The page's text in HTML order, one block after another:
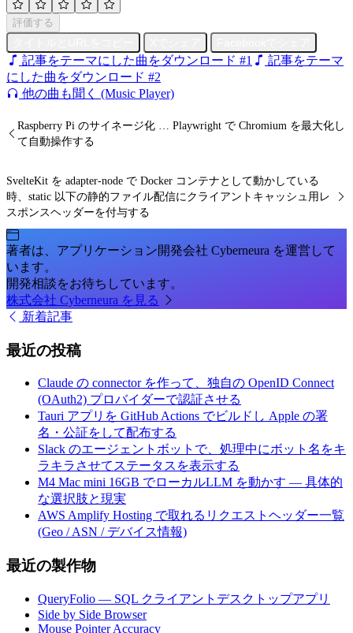
評価する
記事をテーマにした曲をダウンロード #1
記事をテーマ
にした曲をダウンロード #2
他の曲も聞く (Music Player)
Raspberry Pi のサイネージ化 … Playwright で Chromium を最大化し
て自動操作する
SvelteKit を adapter-node で Docker コンテナとして動かしている
時、static 以下の静的ファイル配信にクライアントキャッシュ用レ
スポンスヘッダーを付与する
著者は、アプリケーション開発会社 Cyberneura を運営して
います。
開発相談をお待ちしています。
株式会社 Cyberneura を見る
新着記事
最近の投稿
Claude の connector を作って、独自の OpenID Connect
(OAuth2) プロバイダーで認証させる
Tauri アプリを GitHub Actions でビルドし Apple の署
名・公証をして配布する
Slack のエージェントボットで、処理中にボット名をキ
ラキラさせてステータスを表示する
M4 Mac mini 16GB でローカルLLM を動かす — 具体的
な選択肢と現実
AWS Amplify Hosting で取れるリクエストヘッダー一覧
(Geo / ASN / デバイス情報)
最近の製作物
QueryFolio — SQL クライアントデスクトップアプリ
Side by Side Browser
Mouse Pointer Accuracy